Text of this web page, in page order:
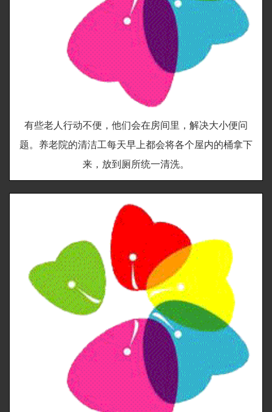
有些老人行动不便，他们会在房间里，解决大小便问
题。养老院的清洁工每天早上都会将各个屋内的桶拿下
来，放到厕所统一清洗。